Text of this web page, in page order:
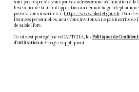
sont pas respectés, vous pouvez adresser une réclamation à
l’existence de la liste d'opposition au démarchage
pouvez vous inscrire ici :https://www.bloctel.gouv.fr. Dans le
Données personnelles, nous vous invitons à ne pas inscrire de
de saisie libre.
Ce site est protégé par reCAPTCHA, lesPolitiques de
d'utilisationde Google s'appliquent.